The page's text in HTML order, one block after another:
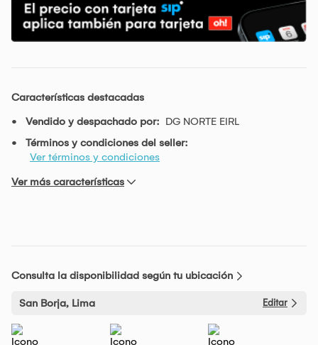
Características destacadas
Vendido y despachado por: DG NORTE EIRL
Términos y condiciones del seller:
Ver términos y condiciones
Ver más características
Consulta la disponibilidad según tu ubicación
San Borja, Lima Editar